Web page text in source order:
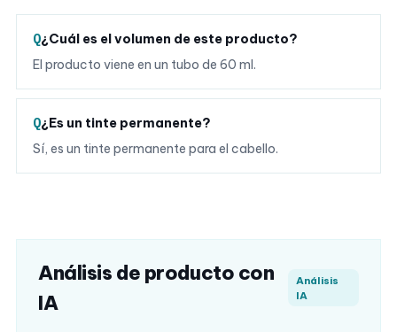
¿Cuál es el volumen de este producto?
El producto viene en un tubo de 60 ml.
¿Es un tinte permanente?
Sí, es un tinte permanente para el cabello.
Análisis de producto con
IA
Análisis
IA